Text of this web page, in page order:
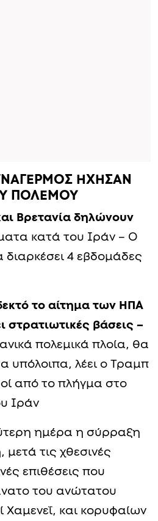
ΗΧΗΣΑΝ
ΠΟΛΕΜΟΥ
Βρετανία δηλώνουν
κατά του Ιράν – Ο
διαρκέσει 4 εβδομάδες
το αίτημα των ΗΠΑ
στρατιωτικές βάσεις –
πολεμικά πλοία, θα
υπόλοιπα, λέει ο Τραμπ
από το πλήγμα στο
Ιράν
ημέρα η σύρραξη
τις χθεσινές
επιθέσεις που
του ανώτατου
Χαμενεΐ, και κορυφαίων